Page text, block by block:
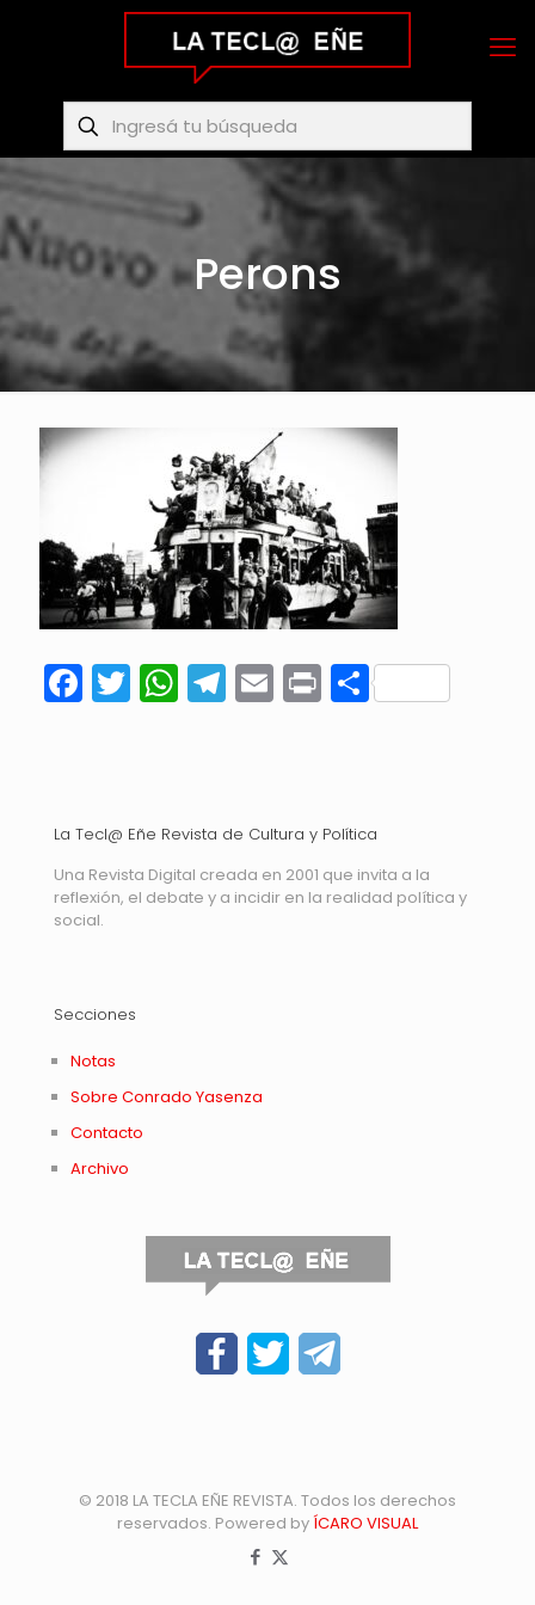
Perons
Facebook
Twitter
WhatsApp
Telegram
Email
Print
La Tecl@ Eñe Revista de Cultura y Política
Una Revista Digital creada en 2001 que invita a la
reflexión, el debate y a incidir en la realidad política y
social.
Secciones
Notas
Sobre Conrado Yasenza
Contacto
Archivo
© 2018 LA TECLA EÑE REVISTA. Todos los derechos
reservados. Powered by ÍCARO VISUAL